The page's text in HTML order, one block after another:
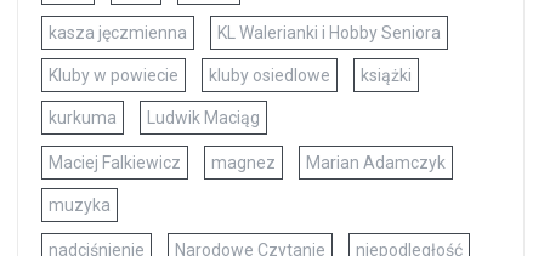
kasza jęczmienna KL Walerianki i Hobby Seniora
Kluby w powiecie kluby osiedlowe książki
kurkuma Ludwik Maciąg
Maciej Falkiewicz magnez Marian Adamczyk
muzyka
nadciśnienie Narodowe Czytanie niepodległość